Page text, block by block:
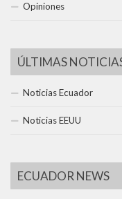
Opiniones
ÚLTIMAS
Noticias Ecuador
Noticias EEUU
ECUADOR NEWS